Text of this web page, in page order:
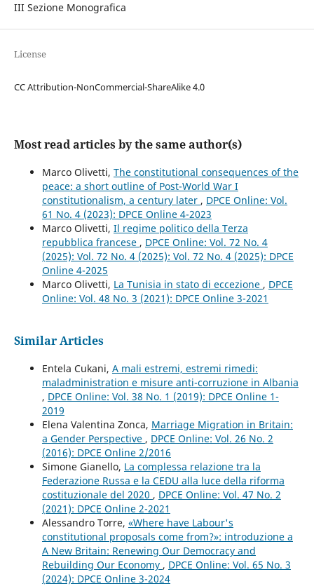
III Sezione Monografica
License
CC Attribution-NonCommercial-ShareAlike 4.0
Most read articles by the same author(s)
Marco Olivetti, The constitutional consequences of the
peace: a short outline of Post-World War I
constitutionalism, a century later , DPCE Online: Vol.
61 No. 4 (2023): DPCE Online 4-2023
Marco Olivetti, Il regime politico della Terza
repubblica francese , DPCE Online: Vol. 72 No. 4
(2025): Vol. 72 No. 4 (2025): Vol. 72 No. 4 (2025): DPCE
Online 4-2025
Marco Olivetti, La Tunisia in stato di eccezione , DPCE
Online: Vol. 48 No. 3 (2021): DPCE Online 3-2021
Similar Articles
Entela Cukani, A mali estremi, estremi rimedi:
maladministration e misure anti-corruzione in Albania
, DPCE Online: Vol. 38 No. 1 (2019): DPCE Online 1-
2019
Elena Valentina Zonca, Marriage Migration in Britain:
a Gender Perspective , DPCE Online: Vol. 26 No. 2
(2016): DPCE Online 2/2016
Simone Gianello, La complessa relazione tra la
Federazione Russa e la CEDU alla luce della riforma
costituzionale del 2020 , DPCE Online: Vol. 47 No. 2
(2021): DPCE Online 2-2021
Alessandro Torre, «Where have Labour's
constitutional proposals come from?»: introduzione a
A New Britain: Renewing Our Democracy and
Rebuilding Our Economy , DPCE Online: Vol. 65 No. 3
(2024): DPCE Online 3-2024